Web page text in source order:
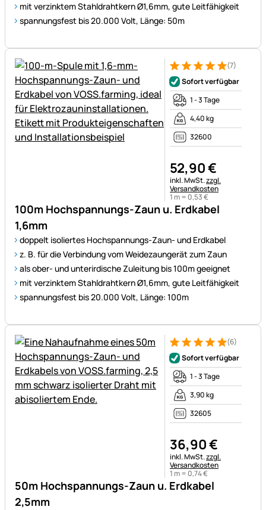
mit verzinktem Stahldrahtkern Ø1,6mm, gute Leitfähigkeit
spannungsfest bis 20.000 Volt, Länge: 50m
100m Hochspannungs-Zaun u. Erdkabel
1,6mm
doppelt isoliertes Hochspannungs-Zaun- und Erdkabel
z. B. für die Verbindung vom Weidezaungerät zum Zaun
als ober- und unterirdische Zuleitung bis 100m geeignet
mit verzinktem Stahldrahtkern Ø1,6mm, gute Leitfähigkeit
spannungsfest bis 20.000 Volt, Länge: 100m
Bewertung: 5 von 5 (7
7 Bewertungen
(7)
Sofort verfügbar
1 - 3 Tage
4,40 kg
32600
52,90€
Steuerhinweis:
inkl. MwSt.zzgl.
Versandkosten
1 m = 0,53€
50m Hochspannungs-Zaun u. Erdkabel
2,5mm
Bewertung: 5 von 5 (6
6 Bewertungen
(6)
Sofort verfügbar
1 - 3 Tage
3,90 kg
32605
36,90€
Steuerhinweis:
inkl. MwSt.zzgl.
Versandkosten
1 m = 0,74€